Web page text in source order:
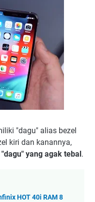
"dagu" alias bezel
kiri dan kanannya,
"dagu" yang agak tebal.
HOT 40i RAM 8